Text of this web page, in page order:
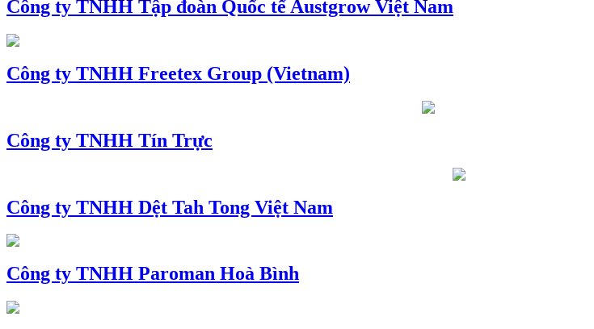
Công ty TNHH Tập đoàn Quốc tế Austgrow Việt Nam
Công ty TNHH Freetex Group (Vietnam)
Công ty TNHH Tín Trực
Công ty TNHH Dệt Tah Tong Việt Nam
Công ty TNHH Paroman Hoà Bình